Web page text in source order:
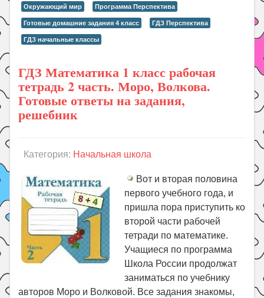
Окружающий мир Программа Перспектива
Готовые домашние задания 4 класс ГДЗ Перспектива
ГДЗ начальные классы
ГДЗ Математика 1 класс рабочая
тетрадь 2 часть. Моро, Волкова.
Готовые ответы на задания,
решебник
Категория: Начальная школа
Вот и вторая половина
первого учебного года, и
пришла пора приступить ко
второй части рабочей
тетради по математике.
Учащиеся по программа
Школа России продолжат
заниматься по учебнику
авторов Моро и Волковой. Все задания знакомы,